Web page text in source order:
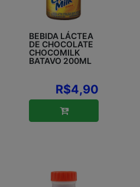
BEBIDA LÁCTEA
DE CHOCOLATE
CHOCOMILK
BATAVO 200ML
R$4,90